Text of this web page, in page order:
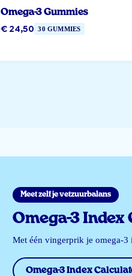
Omega-3 Gummies
€ 24,50 30 GUMMIES
Meet zelf je vetzuurbalans
Omega-3 Index
Met één vingerprik je omega-3
Omega-3 Index